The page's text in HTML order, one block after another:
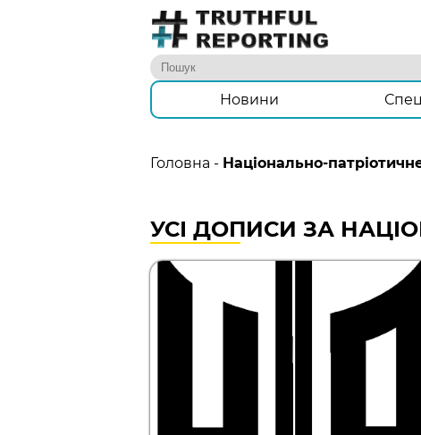
Новини
Головна - Національно-
УСІ ДОПИСИ ЗА